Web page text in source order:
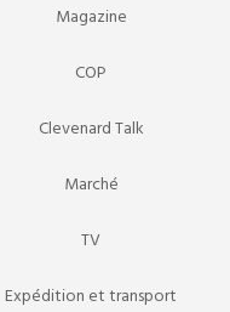
Magazine
COP
Clevenard Talk
Marché
TV
Expédition et transport